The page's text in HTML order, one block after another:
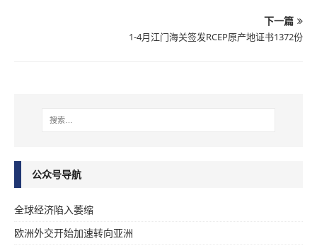
下一篇
1-4月江门海关签发RCEP原产地证书1372份
公众号导航
全球经济陷入萎缩
欧洲外交开始加速转向亚洲